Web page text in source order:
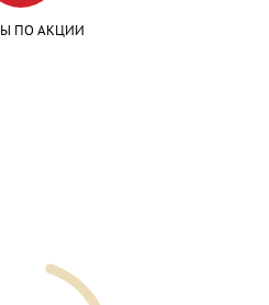
ПО АКЦИИ